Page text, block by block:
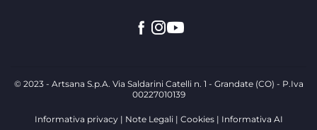
© 2023 - Artsana S.p.A. Via Saldarini Catelli n. 1 - Grandate (CO) - P.Iva
00227010139
Informativa privacy Note Legali Cookies Informativa AI